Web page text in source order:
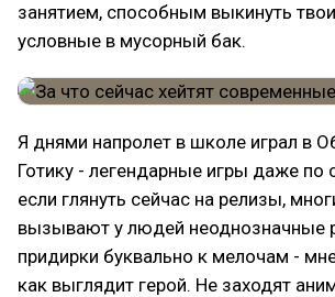
занятием, способным выкинуть
условные в мусорный бак.
Я днями напролет в школе играл в
Готику - легендарные игры даже по
если глянуть сейчас на релизы,
вызывают у людей неоднозначные
придирки буквально к мелочам -
как выглядит герой. Не заходят